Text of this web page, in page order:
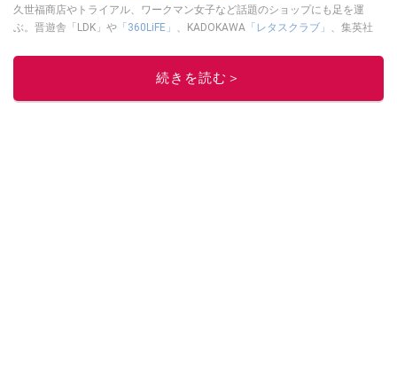
久世福商店やトライアル、ワークマン女子など話題のショップにも足を運
ぶ。晋遊舎「LDK」や 「360LiFE」 、KADOKAWA 「レタスクラブ」 、集英社
ルメライター、食の専門家として出演実績あり。
続きを読む＞